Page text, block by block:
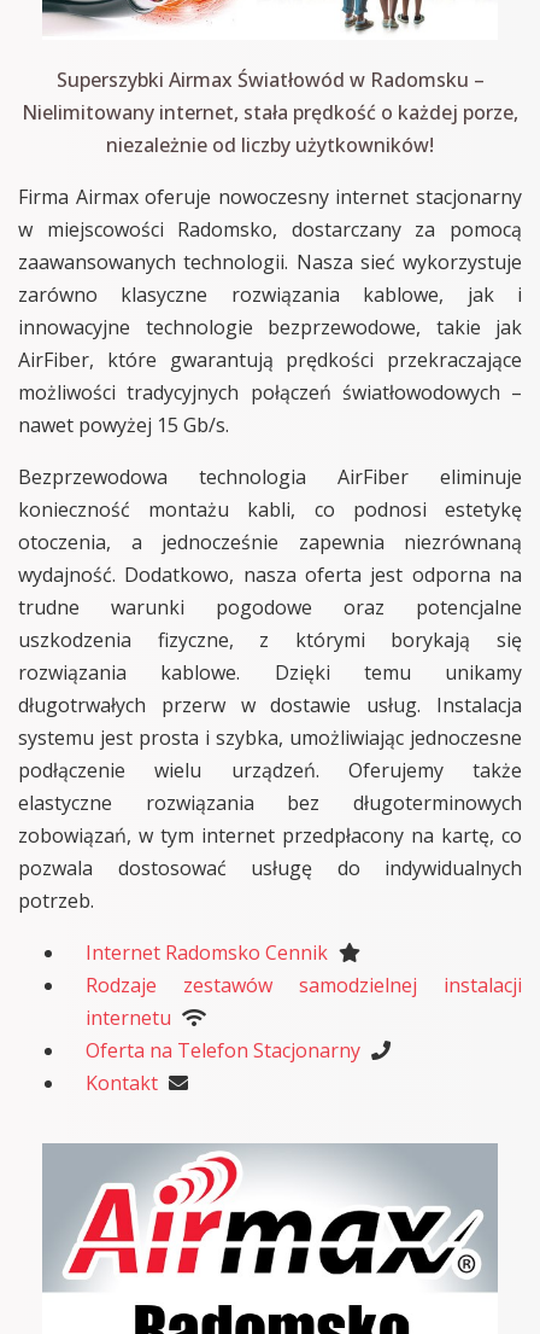
Superszybki Airmax Światłowód w Radomsku –
Nielimitowany internet, stała prędkość o każdej porze,
niezależnie od liczby użytkowników!
Firma Airmax oferuje nowoczesny internet stacjonarny
w miejscowości Radomsko, dostarczany za pomocą
zaawansowanych technologii. Nasza sieć wykorzystuje
zarówno klasyczne rozwiązania kablowe, jak i
innowacyjne technologie bezprzewodowe, takie jak
AirFiber, które gwarantują prędkości przekraczające
możliwości tradycyjnych połączeń światłowodowych –
nawet powyżej 15 Gb/s.
Bezprzewodowa technologia AirFiber eliminuje
konieczność montażu kabli, co podnosi estetykę
otoczenia, a jednocześnie zapewnia niezrównaną
wydajność. Dodatkowo, nasza oferta jest odporna na
trudne warunki pogodowe oraz potencjalne
uszkodzenia fizyczne, z którymi borykają się
rozwiązania kablowe. Dzięki temu unikamy
długotrwałych przerw w dostawie usług. Instalacja
systemu jest prosta i szybka, umożliwiając jednoczesne
podłączenie wielu urządzeń. Oferujemy także
elastyczne rozwiązania bez długoterminowych
zobowiązań, w tym internet przedpłacony na kartę, co
pozwala dostosować usługę do indywidualnych
potrzeb.
Internet Radomsko Cennik
Rodzaje zestawów samodzielnej instalacji
internetu
Oferta na Telefon Stacjonarny
Kontakt